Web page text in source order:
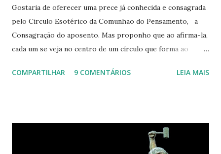
Gostaria de oferecer uma prece já conhecida e consagrada
pelo Circulo Esotérico da Comunhão do Pensamento, a
Consagração do aposento. Mas proponho que ao afirma-la,
cada um se veja no centro de um círculo que forma ao
cada um de nós mesmos. Um círculo que cresce e se
relacionamos e vai se ampliando e tocando os círculos
iluminados daqueles com que cooperamos, formando um
COMPARTILHAR 9 COMENTÁRIOS LEIA MAIS